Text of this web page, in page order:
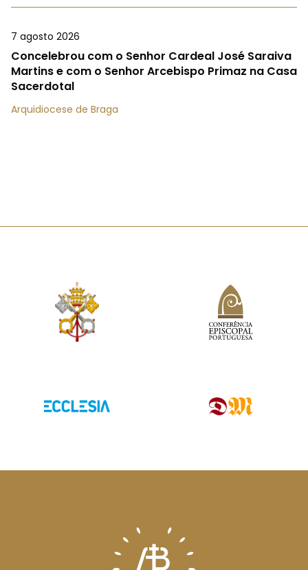
7 agosto 2026
Concelebrou com o Senhor Cardeal José Saraiva
Martins e com o Senhor Arcebispo Primaz na Casa
Sacerdotal
Arquidiocese de Braga